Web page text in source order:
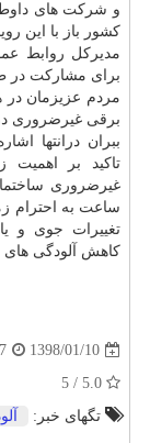
و شركت های
كشور باز با این
مدیركل روابط
برای مشاركت
مردم عزیزمان در
برقی غیرضروری
ببران درانتها
تاكید بر
غیرضروری
ساعت به احترام
تغییرات جوی و
كاهش آلودگی
1398/01/10
تگهای خبر: